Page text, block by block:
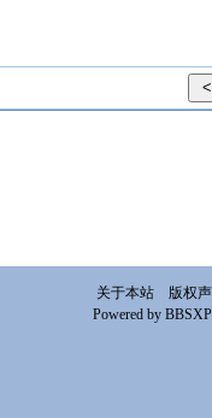
关于本站
版权
Powered by